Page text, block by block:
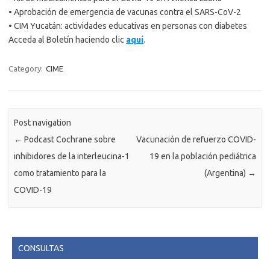
• Aprobación de emergencia de vacunas contra el SARS-CoV-2
• CIM Yucatán: actividades educativas en personas con diabetes
Acceda al Boletín haciendo clic aquí.
Category: CIME
Post navigation
← Podcast Cochrane sobre
inhibidores de la interleucina-1
como tratamiento para la
COVID-19
Vacunación de refuerzo COVID-
19 en la población pediátrica
(Argentina) →
CONSULTAS